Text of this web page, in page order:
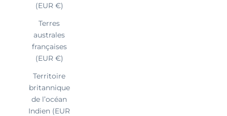
(EUR €)
Terres
australes
françaises
(EUR €)
Territoire
britannique
de l’océan
Indien (EUR